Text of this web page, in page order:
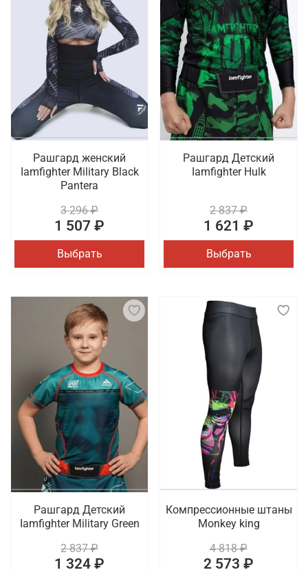
Рашгард женский
Iamfighter Military Black
Pantera
3 296 ₽
1 507 ₽
Выбрать
Рашгард Детский
Iamfighter Hulk
2 837 ₽
1 621 ₽
Выбрать
Рашгард Детский
Iamfighter Military Green
2 837 ₽
1 324 ₽
Компрессионные штаны
Monkey king
4 818 ₽
2 573 ₽